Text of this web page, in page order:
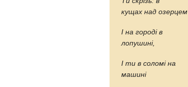
кущах над озерцем
І на городі в
лопушині,
І ти в соломі на
машині